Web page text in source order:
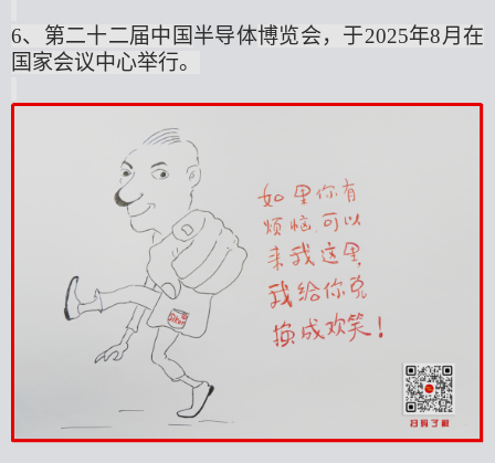
6、 第二十二届中国 半导体博览会， 于2025年8月在
国家会议中心举行。